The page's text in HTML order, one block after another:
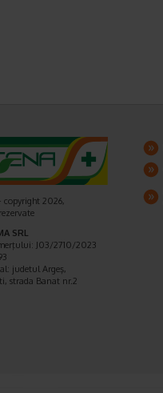
2026,
SRL
J03/2710/2023
judetul Argeş,
strada Banat nr.2